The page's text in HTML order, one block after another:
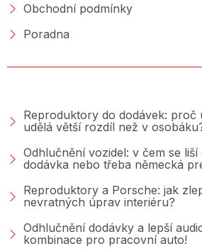
Obchodní podmínky
Poradna
Reproduktory do dodávek: proč
udělá větší rozdíl než v
Odhlučnění vozidel: v čem se
dodávka nebo třeba německá
Reproduktory a Porsche: jak
nevratných úprav interiéru?
Odhlučnění dodávky a lepší
kombinace pro pracovní auto!